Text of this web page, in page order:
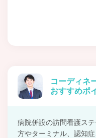
コーディネ
おすすめポ
病院併設の訪問看護ス
方やターミナル、認知